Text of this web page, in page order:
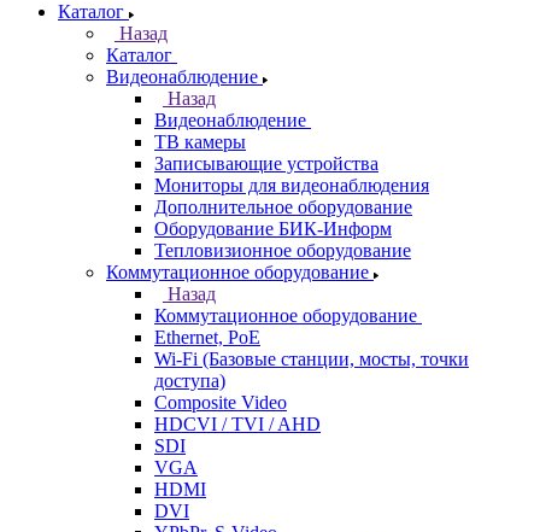
Каталог
Назад
Каталог
Видеонаблюдение
Назад
Видеонаблюдение
ТВ камеры
Записывающие устройства
Мониторы для видеонаблюдения
Дополнительное оборудование
Оборудование БИК-Информ
Тепловизионное оборудование
Коммутационное оборудование
Назад
Коммутационное оборудование
Ethernet, PoE
Wi-Fi (Базовые станции, мосты, точки
доступа)
Composite Video
HDCVI / TVI / AHD
SDI
VGA
HDMI
DVI